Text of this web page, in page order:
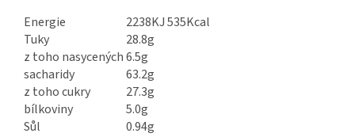
Energie
2238KJ 535Kcal
Tuky
28.8g
z toho nasycených6.5g
sacharidy
63.2g
z toho cukry
27.3g
bílkoviny
5.0g
Sůl
0.94g